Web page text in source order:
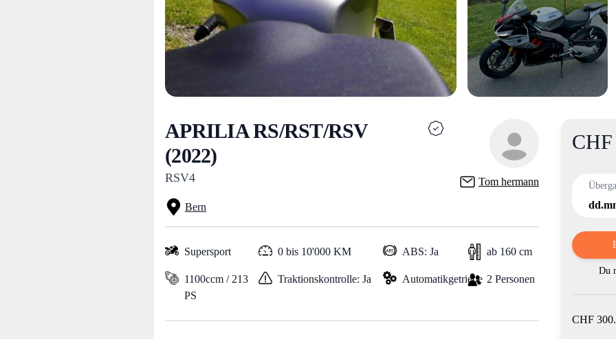
APRILIA RS/RST/RSV
(2022)
RSV4
Bern
Tom hermann
Product
Du
CHF
Supersport 0 bis 10'000 KM ABS: Ja ab 160 cm
1100ccm / 213
PS
Traktionskontrolle: Ja Automatikgetriebe 2 Personen